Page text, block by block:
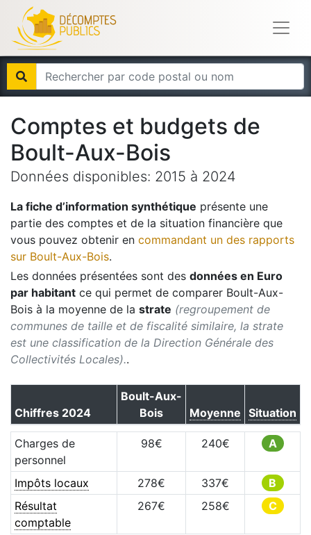
Comptes et budgets de
Boult-Aux-Bois
Données disponibles: 2015 à 2024
La fiche d’information synthétique présente une
partie des comptes et de la situation financière que
vous pouvez obtenir en commandant un des rapports
sur Boult-Aux-Bois.
Les données présentées sont des données en Euro
par habitant ce qui permet de comparer Boult-Aux-
Bois à la moyenne de la strate (regroupement de
communes de taille et de fiscalité similaire, la strate
est une classification de la Direction Générale des
Collectivités Locales)..
Chiffres 2024
Boult-Aux-
Bois
Moyenne Situation
Charges de
personnel
98€ 240€ A
Impôts locaux 278€ 337€
B
Résultat
comptable
267€ 258€ C